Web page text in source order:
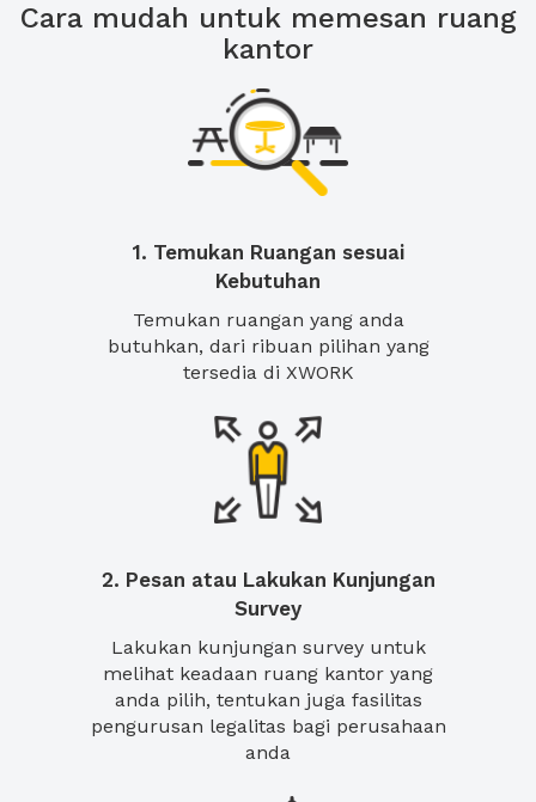
Cara mudah untuk memesan ruang
kantor
1. Temukan Ruangan sesuai
Kebutuhan
Temukan ruangan yang anda
butuhkan, dari ribuan pilihan yang
tersedia di XWORK
2. Pesan atau Lakukan Kunjungan
Survey
Lakukan kunjungan survey untuk
melihat keadaan ruang kantor yang
anda pilih, tentukan juga fasilitas
pengurusan legalitas bagi perusahaan
anda